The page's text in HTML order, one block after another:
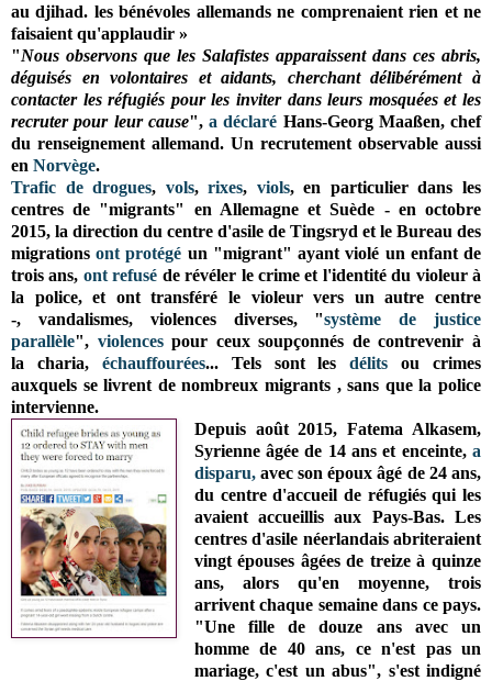
au djihad. les bénévoles allemands ne comprenaient rien et ne
faisaient qu'applaudir »
"Nous observons que les Salafistes apparaissent dans ces abris,
déguisés en volontaires et aidants, cherchant délibérément à
contacter les réfugiés pour les inviter dans leurs mosquées et les
recruter pour leur cause", a déclaré Hans-Georg Maaßen, chef
du renseignement allemand. Un recrutement observable aussi
en Norvège.
Trafic de drogues, vols,rixes, viols,en particulier dans les
centres de "migrants" en Allemagne et Suède - en octobre
2015, la direction du centre d'asile de Tingsryd et le Bureau des
migrationsont protégé un "migrant" ayant violé un enfant de
trois ans, ont refusé de révéler le crime et l'identité du violeur à
la police, et ont transféré le violeur vers un autre centre
-, vandalismes, violences diverses, "système de justice
parallèle", violencespour ceux soupçonnés de contrevenir à
la charia, échauffourées... Tels sont lesdélits ou crimes
auxquels se livrent de nombreux migrants , sans que la police
intervienne.
Depuis août 2015, Fatema Alkasem,
Syrienne âgée de 14 ans et enceinte, a
disparu,avec son époux âgé de 24 ans,
du centre d'accueil de réfugiés qui les
avaient accueillis aux Pays-Bas. Les
centres d'asile néerlandais abriteraient
vingt épouses âgées de treize à quinze
ans, alors qu'en moyenne, trois
arrivent chaque semaine dans ce pays.
"Une fille de douze ans avec un
homme de 40 ans, ce n'est pas un
mariage, c'est un abus", s'est indigné